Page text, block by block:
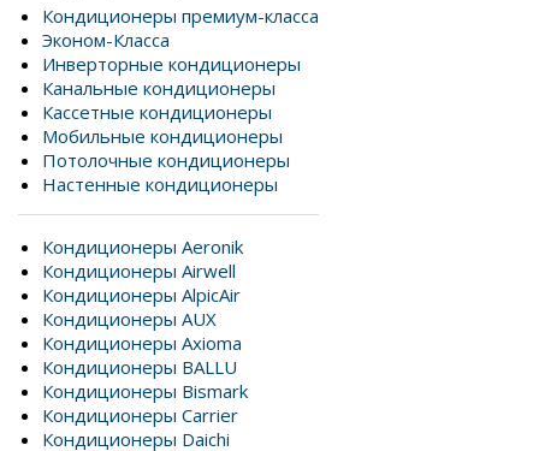
Кондиционеры премиум-класса
Эконом-Класса
Инверторные кондиционеры
Канальные кондиционеры
Кассетные кондиционеры
Мобильные кондиционеры
Потолочные кондиционеры
Настенные кондиционеры
Кондиционеры Aeronik
Кондиционеры Airwell
Кондиционеры AlpicAir
Кондиционеры AUX
Кондиционеры Axioma
Кондиционеры BALLU
Кондиционеры Bismark
Кондиционеры Carrier
Кондиционеры Daichi